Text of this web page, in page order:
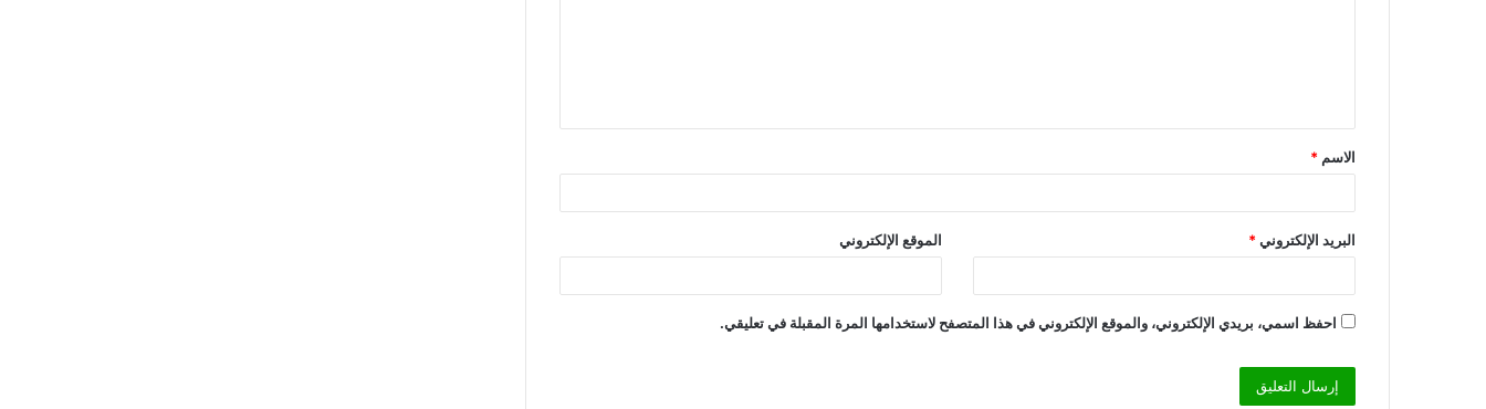
ق
*
الاسم *
البريد الإلكتروني* الموقع الإلكتروني
احفظ اسمي، بريدي الإلكتروني، والموقع الإلكتروني في هذا المتصفح لاستخدامها المرة المقبلة في تعليقي.